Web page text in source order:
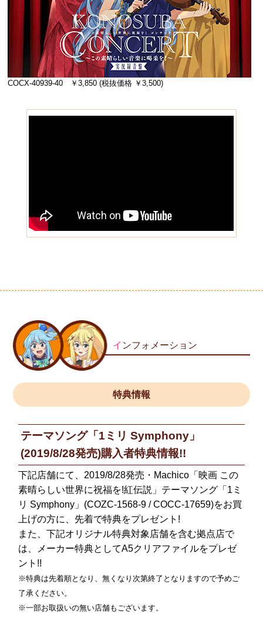
COCX-40939-40 ￥3,850 (税抜価格 ￥3,500)
イ ンフォメーション
特典情報
テーマソング「1ミリ Symphony」
(2019/8/28発売)購入者特典情報!!
下記店舗にて、2019/8/28発売・Machico「映画 この
素晴らしい世界に祝福を!紅伝説」テーマソング「1ミ
リ Symphony」(COZC-1568-9 / COCC-17659)をお買
上げの方に、先着で特典をプレゼント!
また、下記オリジナル特典対象店舗を含む拠点店で
は、メーカー特典としてA5クリアファイルをプレゼ
ント!!
※特典は先着順となり、無くなり次第終了となりますので予めご
了承ください。
※一部お取扱いの無い店舗もございます。